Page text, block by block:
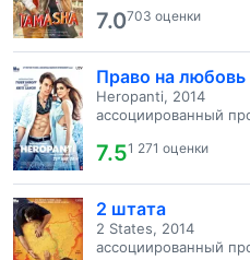
7.0703 оценки
Право на любовь
Heropanti, 2014
ассоциированный
7.51 271 оценки
2 штата
2 States, 2014
ассоциированный